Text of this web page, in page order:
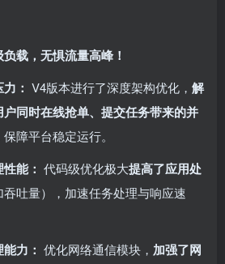
载，无惧流量高峰！​
：​ V4版本进行了深度架构优化，​ 解
同时在线抢单、提交任务带来的并
保障平台稳定运行。
能：​ 代码级优化极大提高了应用处
吞吐量），加速任务处理与响应速
力：​ 优化网络通信模块，​ 加强了网